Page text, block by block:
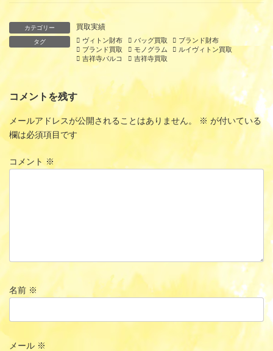
カテゴリー 買取実績
タグ ヴィトン財布 バッグ買取
ブランド財布
ブランド買取
モノグラム
ルイヴィトン買取
吉祥寺パルコ
吉祥寺買取
コメントを残す
メールアドレスが公開されることはありません。 ※ が付いている
欄は必須項目です
コメント ※
名前 ※
メール ※